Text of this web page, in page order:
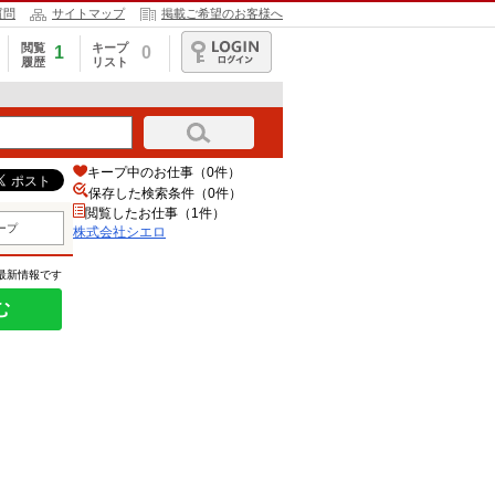
問 サイトマップ 掲載ご希望のお客様へ
閲覧
履歴
1
キープ
リスト
0
ログイン
プ
新情報です
キープ中のお仕事（0件）
保存した検索条件（0件）
閲覧したお仕事（1件）
株式会社シエロ